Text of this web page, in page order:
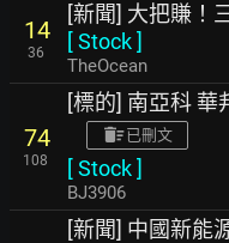
14
36
[新聞] 大把賺！
[Stock]
TheOcean
74
108
[標的] 南亞科
已刪文
[Stock]
BJ3906
[新聞] 中國新能